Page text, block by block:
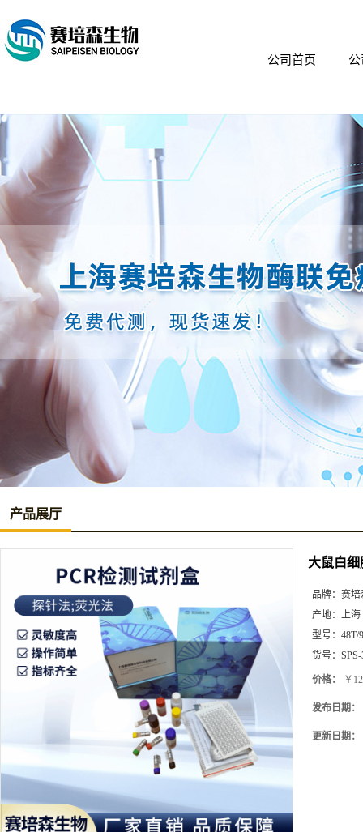
公司首页
产品展厅
大鼠白细
品牌： 赛培
产地： 上海
型号： 48T/
货号：
价格： ￥
发布日期：
更新日期：